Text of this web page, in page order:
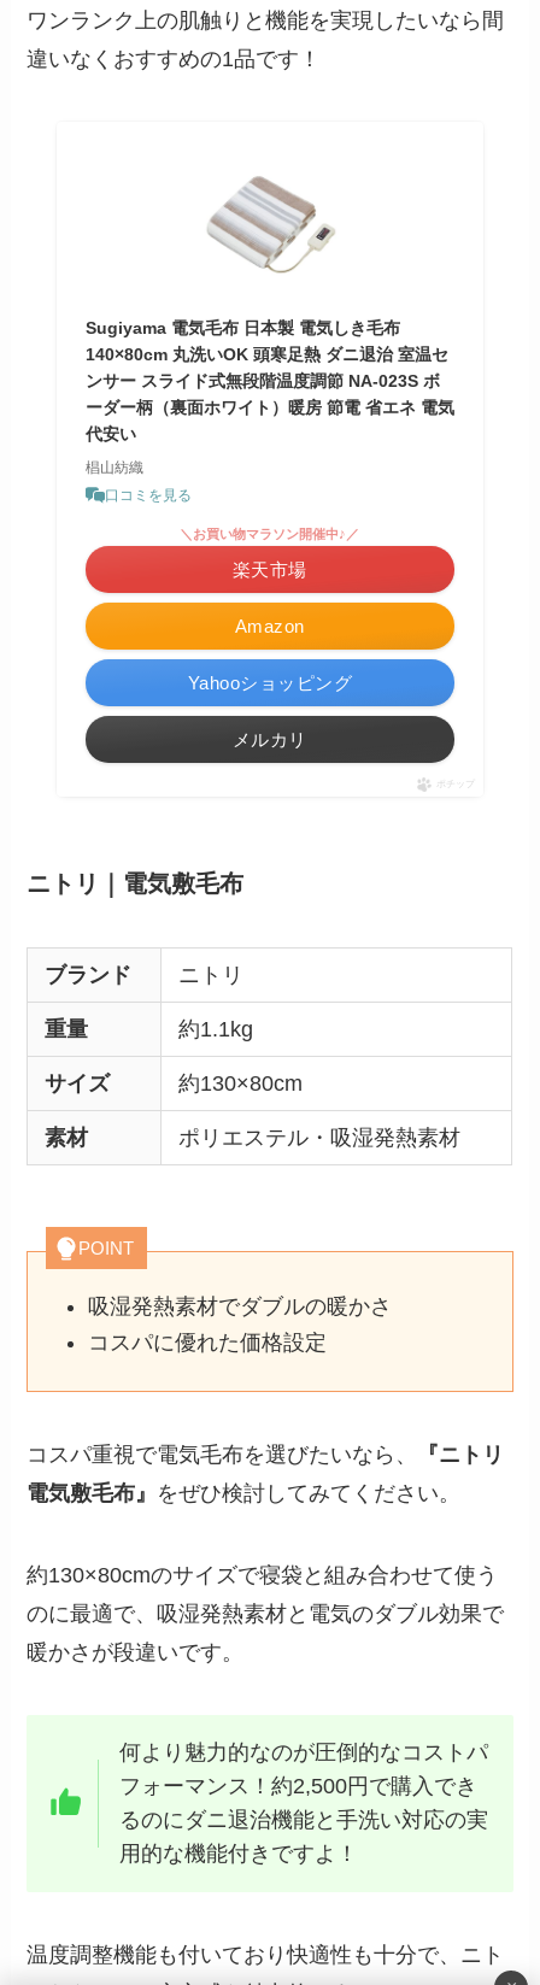
ワンランク上の肌触りと機能を実現したいなら間
違いなくおすすめの1品です！
Sugiyama 電気毛布 日本製 電気しき毛布
140×80cm 丸洗いOK 頭寒足熱 ダニ退治 室温セ
ンサー スライド式無段階温度調節 NA-023S ボ
ーダー柄（裏面ホワイト）暖房 節電 省エネ 電気
代安い
椙山紡織
口コミを見る
Amazon
＼お買い物マラソン開催中♪／
楽天市場
Yahooショッピング
メルカリ
ポチップ
ニトリ｜電気敷毛布
ブランド ニトリ
重量 約1.1kg
サイズ 約130×80cm
素材 ポリエステル・吸湿発熱素材
POINT
吸湿発熱素材でダブルの暖かさ
コスパに優れた価格設定
コスパ重視で電気毛布を選びたいなら、
『ニトリ
電気敷毛布』 をぜひ検討してみてください。
約130×80cmのサイズで寝袋と組み合わせて使う
のに最適で、吸湿発熱素材と電気のダブル効果で
暖かさが段違いです。
何より魅力的なのが圧倒的なコストパ
フォーマンス！約2,500円で購入でき
るのにダニ退治機能と手洗い対応の実
用的な機能付きですよ！
温度調整機能も付いており快適性も十分で、ニト